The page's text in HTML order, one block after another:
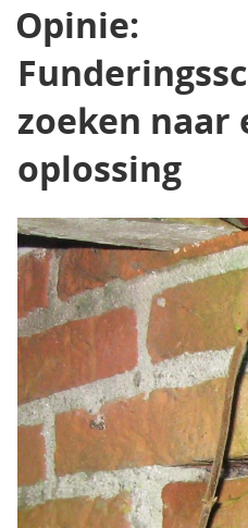
Opinie:
zoeken naar
oplossing